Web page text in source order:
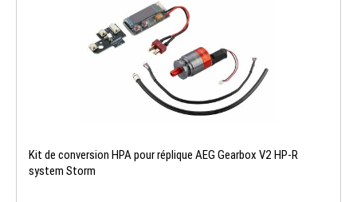
Kit de conversion HPA pour réplique AEG Gearbox V2 HP-R
system Storm